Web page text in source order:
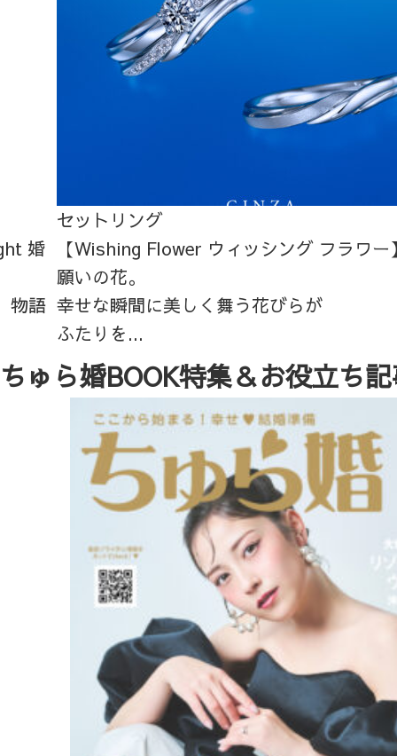
婚
物語
セットリング
【Wishing Flower ウィッシング フラワー
願いの花。
幸せな瞬間に美しく舞う花びらが
ふたりを...
ちゅら婚BOOK特集＆お役立ち